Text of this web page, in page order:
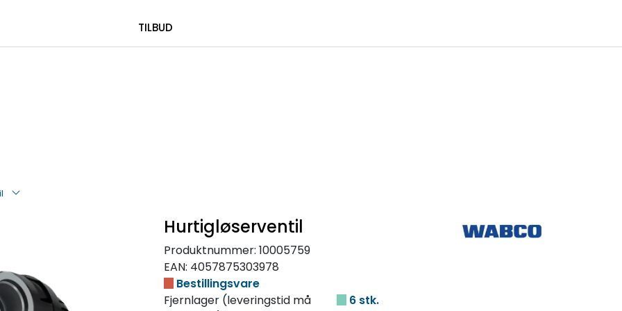
TILBUD
Hurtigløserventil
Produktnummer: 10005759
EAN: 4057875303978
Bestillingsvare
Fjernlager (leveringstid må
6 stk.